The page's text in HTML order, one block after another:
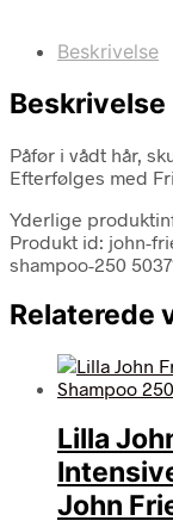
Beskrivelse
Beskrivelse
Påfør i vådt hår,
Efterfølges med
Yderlige
Produkt id: john-
shampoo-250
Relaterede
Lilla
John